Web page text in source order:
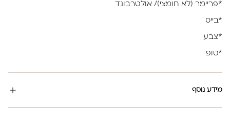
*פריימר (לא חומצי)/ אולטרבונד
*בייס
*צבע
*טופ
מידע נוסף